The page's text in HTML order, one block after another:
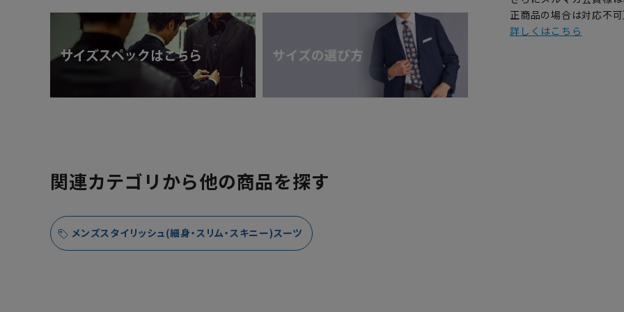
正商品の場合は対応不
詳しくはこちら
関連カテゴリから他の商品を探す
メンズスタイリッシュ(細身・スリム・スキニー)スーツ